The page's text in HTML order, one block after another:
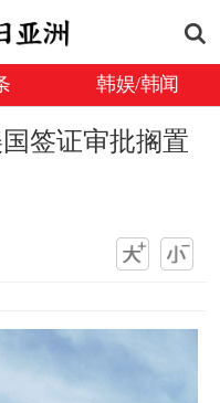
韩娱/韩闻
签证审批搁置